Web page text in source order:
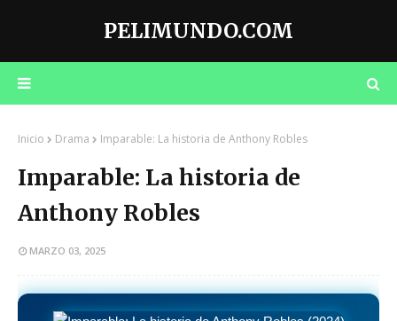
PELIMUNDO.COM
Inicio Drama Imparable: La historia de Anthony Robles
Imparable: La historia de
Anthony Robles
MARZO 03, 2025